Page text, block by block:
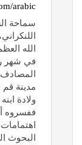
arabic
سماحة
الله
المصادف
مدينة
ولادة
ففسروه
البحوث